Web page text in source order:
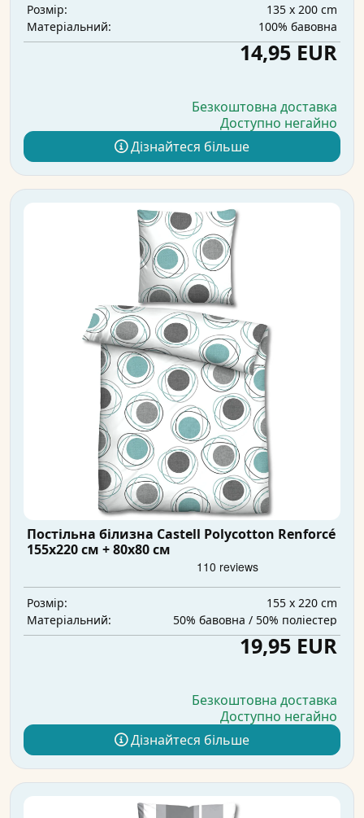
Розмір:
135 x 200 cm
Матеріальний:
100% бавовна
14,95 EUR
Безкоштовна доставка
Доступно негайно
Дізнайтеся більше
Постільна білизна Castell Polycotton Renforcé
155x220 см + 80x80 см
Розмір:
155 x 220 cm
Матеріальний:
50% бавовна / 50% поліестер
19,95 EUR
Безкоштовна доставка
Доступно негайно
Дізнайтеся більше